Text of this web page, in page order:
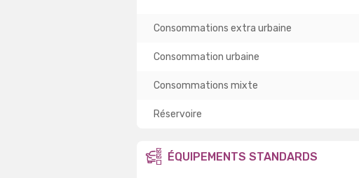
Consommations extra urbaine
Consommation urbaine
Consommations mixte
Réservoire
ÉQUIPEMENTS STANDARDS